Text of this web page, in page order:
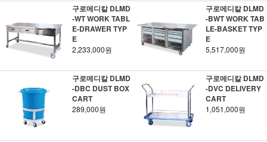
구로메디칼 DLMD
-WT WORK TABL
E-DRAWER TYP
E
2,233,000원
구로메디칼 DLMD
-BWT WORK TAB
LE-BASKET TYP
E
5,517,000원
구로메디칼 DLMD
-DBC DUST BOX
CART
289,000원
구로메디칼 DLMD
-DVC DELIVERY
CART
1,051,000원